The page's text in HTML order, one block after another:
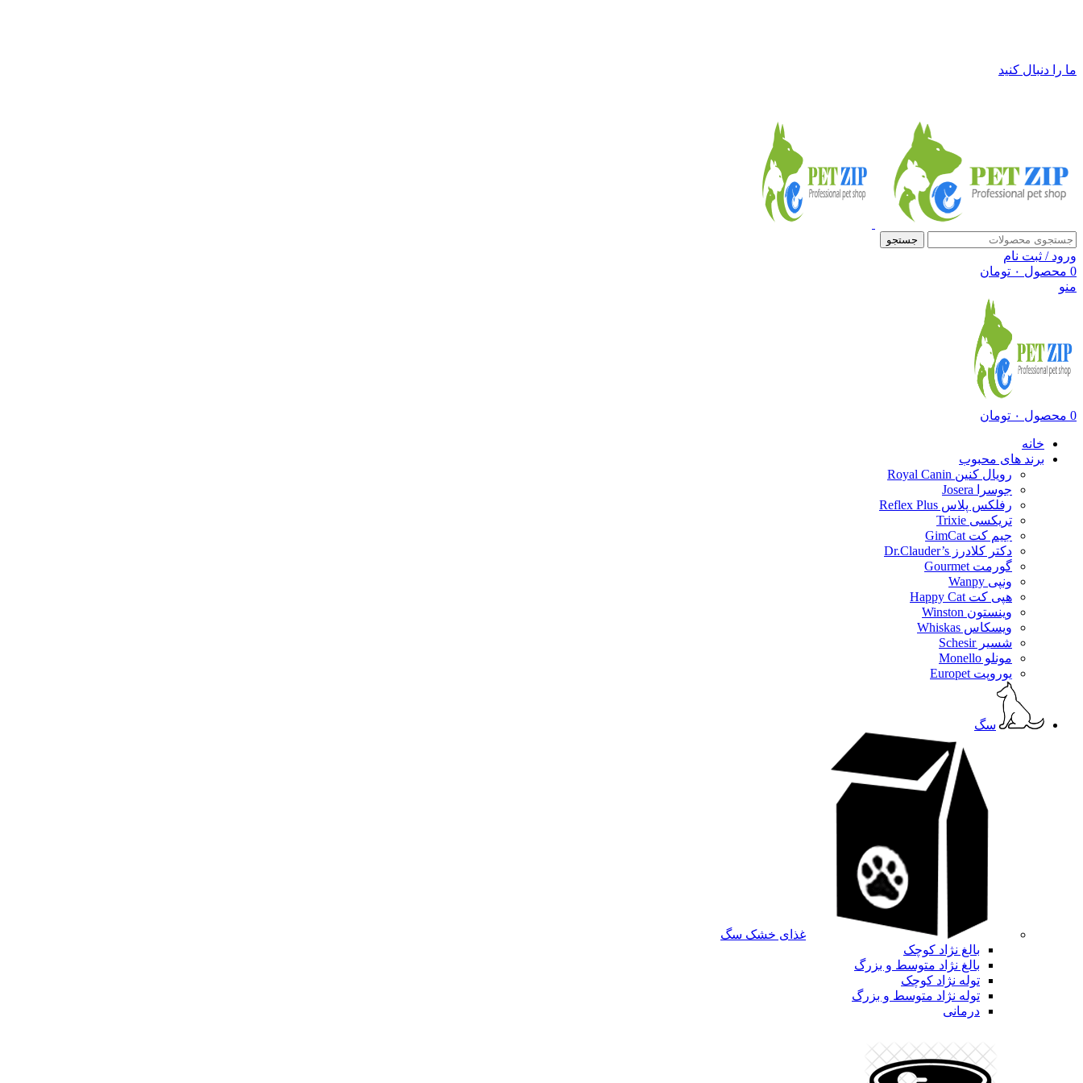
ما را دنبال کنید
جستجو
ورود / ثبت نام
0 محصول ۰ تومان
منو
0 محصول ۰ تومان
خانه
برند های محبوب
رویال کنین Royal Canin
جوسرا Josera
رفلکس پلاس Reflex Plus
تریکسی Trixie
جیم کت GimCat
دکتر کلادرز Dr.Clauder’s
گورمت Gourmet
ونپی Wanpy
هپی کت Happy Cat
وینستون Winston
ویسکاس Whiskas
شسیر Schesir
مونلو Monello
یوروپت Europet
سگ
غذای خشک سگ
بالغ نژاد کوچک
بالغ نژاد متوسط و بزرگ
توله نژاد کوچک
توله نژاد متوسط و بزرگ
درمانی